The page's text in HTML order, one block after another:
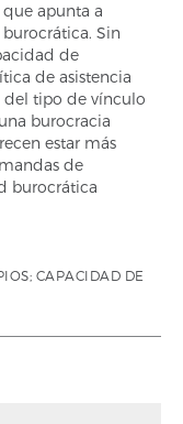
apunta a
Sin
de
de asistencia
del tipo de vínculo
burocracia
estar más
de
burocrática
CAPACIDAD DE